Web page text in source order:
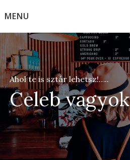
toMENU
Celeb vagyok
Ahol te is sztár lehetsz!…..